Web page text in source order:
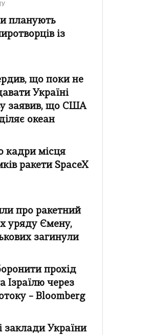
планують
із
що поки не
Україні
заявив, що США
океан
кадри місця
ракети SpaceX
про ракетний
уряду Ємену,
загинули
прохід
через
– Bloomberg
заклади України